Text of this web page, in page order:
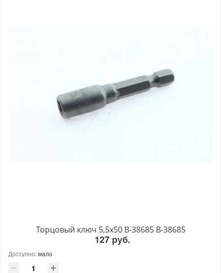
Торцовый ключ 5,5x50 B-38685 B-38685
127 руб.
Доступно:мало